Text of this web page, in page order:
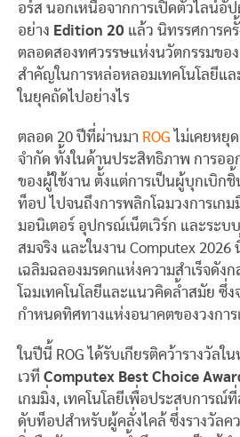
อร์ส นอกเหนือจากการเปิดตัวไลน์
อย่าง Edition 20 แล้ว นิทรรศการค
ตลอดสองทศวรรษแห่งนวัตกรรมของ
สำคัญในการหล่อหลอมเทคโนโลยีแล
ในยุคถัดไปอย่างไร
ตลอด 20 ปีที่ผ่านมา ROG ไม่เคยหยุ
จำกัด ทั้งในด้านประสิทธิภาพ การอ
ของผู้ใช้งาน ตั้งแต่การเป็นผู้บุกเบิก
ท็อป ไปจนถึงการพลิกโฉมวงการเก
มอนิเตอร์ อุปกรณ์เน็ตเวิร์ก และระบ
สมจริง และในงาน Computex 2026
เฉลิมฉลองมรดกแห่งความสำเร็จดัง
โฉมเทคโนโลยีและแนวคิดล้ำสมัย ซึ่ง
กำหนดทิศทางแห่งอนาคตของวงการ
ในปีนี้ ROG ได้รับเกียรติคว้ารางวัลใ
เวที Computex Best Choice
เกมมิ่ง, เทคโนโลยีเพื่อประสบการณ์
ดับท็อปสำหรับผู้คลั่งไคล้ ซึ่งรางวัลคว